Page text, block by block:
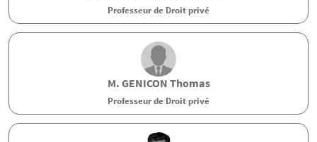
Professeur de Droit privé
M. GENICON Thomas
Professeur de Droit privé